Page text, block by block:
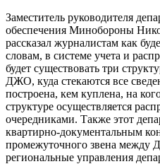
Заместитель руководителя
обеспечения Минобороны
рассказал журналистам как
словам, в системе учета и
будет существовать три
ДЖО, куда стекаются все
построена, кем куплена, на
структуре осуществляется
очередниками. Также этот
квартирно-документальным
промежуточного звена
региональные управления